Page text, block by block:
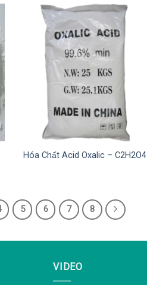
Hóa Chất Acid Oxalic – C2H2O4
5 6 7 8
VIDEO